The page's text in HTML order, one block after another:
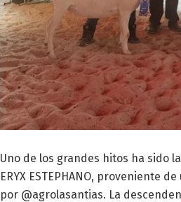
Uno de los grandes hitos ha sido
ERYX ESTEPHANO, proveniente
por @agrolasantias. La